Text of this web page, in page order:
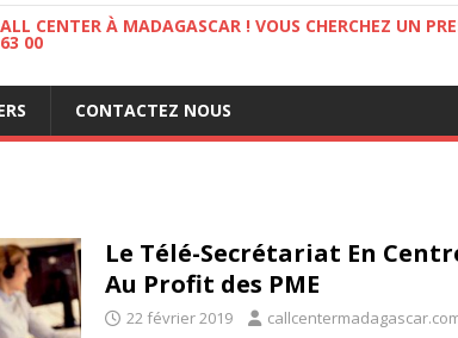
CENTER À MADAGASCAR ! VOUS CHERCHEZ UN
00
CONTACTEZ NOUS
Le Télé-Secrétariat En
Au Profit des PME
22 février 2019